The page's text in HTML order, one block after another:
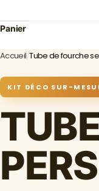
Panier
Accueil/Tube de fourche
KIT DÉCO SUR-